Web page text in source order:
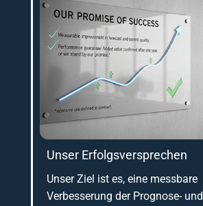
Unser Erfolgsversprechen
Unser Ziel ist es, eine messbare
Verbesserung der Prognose- und